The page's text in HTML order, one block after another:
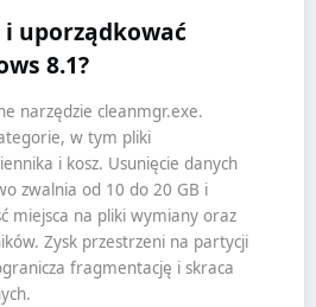
i uporządkować
8.1?
narzędzie cleanmgr.exe.
w tym pliki
i kosz. Usunięcie danych
zwalnia od 10 do 20 GB i
miejsca na pliki wymiany oraz
Zysk przestrzeni na partycji
fragmentację i skraca